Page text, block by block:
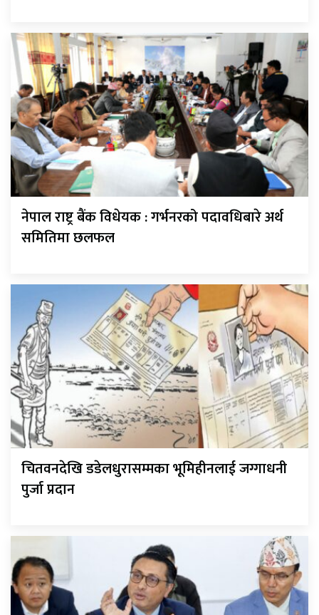
नेपाल राष्ट्र बैंक विधेयक : गर्भनरको पदावधिबारे अर्थ
समितिमा छलफल
चितवनदेखि डडेलधुरासम्मका भूमिहीनलाई जग्गाधनी
पुर्जा प्रदान